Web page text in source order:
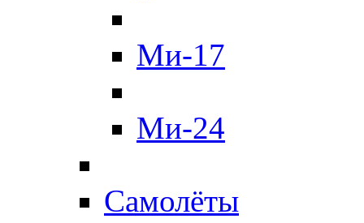
Ми-17
Ми-24
Самолёты